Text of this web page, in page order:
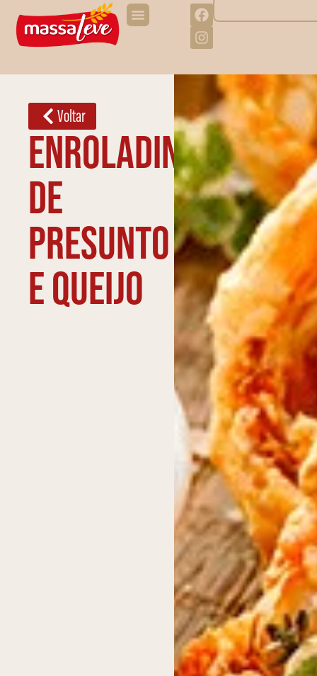
Voltar
Enroladinho
de
presunto
e queijo